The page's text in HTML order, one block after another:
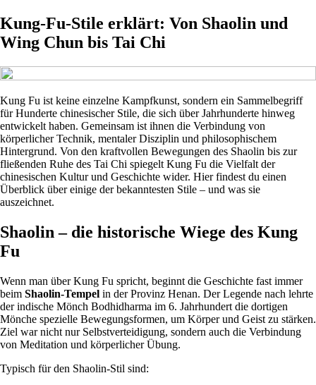
Kung-Fu-Stile erklärt: Von Shaolin und
Wing Chun bis Tai Chi
Kung Fu ist keine einzelne Kampfkunst, sondern ein Sammelbegriff
für Hunderte chinesischer Stile, die sich über Jahrhunderte hinweg
entwickelt haben. Gemeinsam ist ihnen die Verbindung von
körperlicher Technik, mentaler Disziplin und philosophischem
Hintergrund. Von den kraftvollen Bewegungen des Shaolin bis zur
fließenden Ruhe des Tai Chi spiegelt Kung Fu die Vielfalt der
chinesischen Kultur und Geschichte wider. Hier findest du einen
Überblick über einige der bekanntesten Stile – und was sie
auszeichnet.
Shaolin – die historische Wiege des Kung
Fu
Wenn man über Kung Fu spricht, beginnt die Geschichte fast immer
beim Shaolin-Tempel in der Provinz Henan. Der Legende nach lehrte
der indische Mönch Bodhidharma im 6. Jahrhundert die dortigen
Mönche spezielle Bewegungsformen, um Körper und Geist zu stärken.
Ziel war nicht nur Selbstverteidigung, sondern auch die Verbindung
von Meditation und körperlicher Übung.
Typisch für den Shaolin-Stil sind: